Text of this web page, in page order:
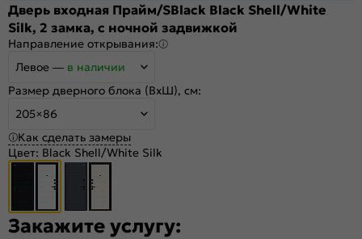
Дверь входная Прайм/SBlack Black Shell/White
Silk, 2 замка, с ночной задвижкой
Направление открывания:
Левое — в наличии
Размер дверного блока (ВхШ), см:
205×86
Как сделать замеры
Цвет: Black Shell/White Silk
Закажите услугу: